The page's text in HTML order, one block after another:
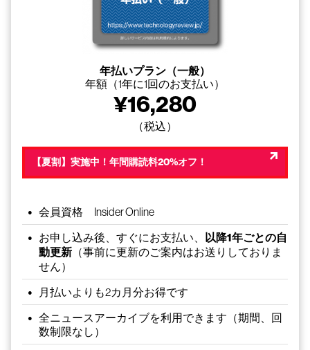
年払いプラン（一般）
年額（1年に1回のお支払い）
¥16,280
（税込）
【夏割】実施中！年間購読料20%オフ！
会員資格 Insider Online
お申し込み後、すぐにお支払い、 以降1年ごとの自
動更新 （事前に更新のご案内はお送りしておりま
せん）
月払いよりも2カ月分お得です
全ニュースアーカイブを利用できます（期間、回
数制限なし）